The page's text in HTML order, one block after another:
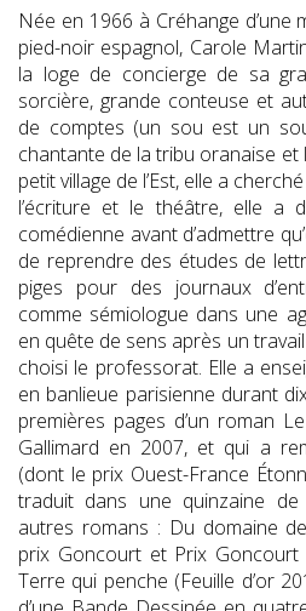
Née en 1966 à Créhange d’une
pied-noir espagnol, Carole
la loge de concierge de sa
sorcière, grande conteuse et
de comptes (un sou est un
chantante de la tribu oranaise et
petit village de l’Est, elle a
l’écriture et le théâtre, elle a
comédienne avant d’admettre
de reprendre des études de
piges pour des journaux
comme sémiologue dans une
en quête de sens après un
choisi le professorat. Elle a
en banlieue parisienne durant
premières pages d’un roman
Gallimard en 2007, et qui a
(dont le prix Ouest-France
traduit dans une quinzaine
autres romans : Du domaine
prix Goncourt et Prix
Terre qui penche (Feuille d’or